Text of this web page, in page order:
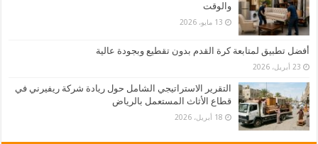
والوقت
13 مايو، 2026
أفضل تطبيق لمتابعة كرة القدم بدون تقطيع وبجودة عالية
23 أبريل، 2026
التقرير الاستراتيجي الشامل حول ريادة شركة ريفيرني في
قطاع الأثاث المستعمل بالرياض
18 أبريل، 2026